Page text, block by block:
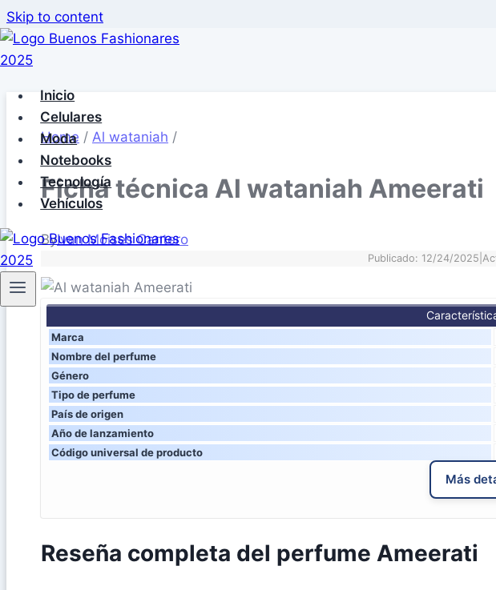
Skip to content
Inicio
Celulares
Moda
Notebooks
Tecnología
Vehículos
Home / Al wataniah /
Ficha técnica Al wataniah Ameerati
ByIvan Moises Cantero
Publicado: 12/24/2025
Marca
Nombre del perfume
Género
Tipo de perfume
País de origen
Año de lanzamiento
Código universal de producto
Más
Reseña completa del perfume Ameerati